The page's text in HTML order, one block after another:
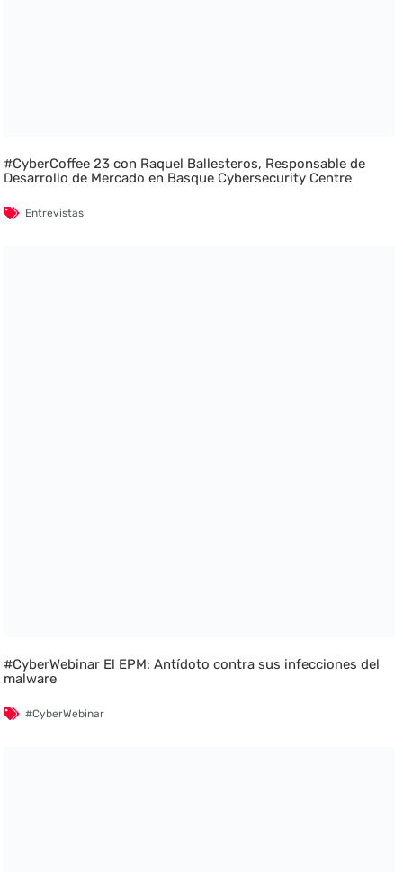
#CyberCoffee 23 con Raquel Ballesteros, Responsable de
Desarrollo de Mercado en Basque Cybersecurity Centre
Entrevistas
#CyberWebinar El EPM: Antídoto contra sus infecciones del
malware
#CyberWebinar